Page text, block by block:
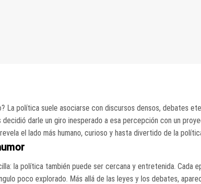
La política suele asociarse con discursos densos, debates
darle un giro inesperado a esa percepción con un
el lado más humano, curioso y hasta divertido de la
la política también puede ser cercana y entretenida. Cada
poco explorado. Más allá de las leyes y los debates,